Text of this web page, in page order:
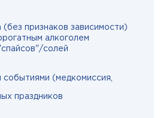
(без признаков зависимости)
алкоголем
солей
(медкомиссия,
праздников